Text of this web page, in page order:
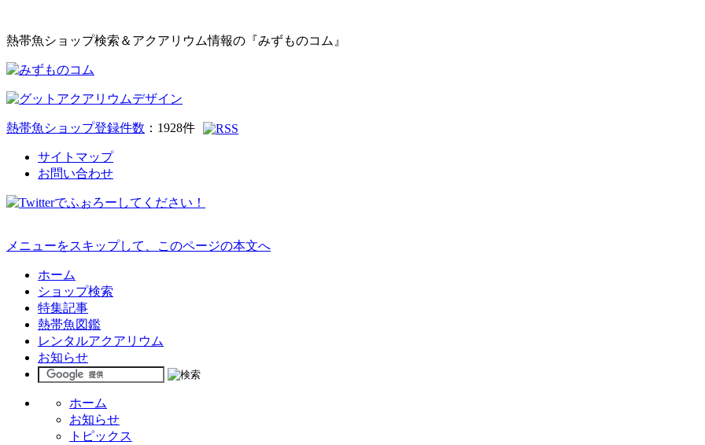
熱帯魚ショップ検索＆アクアリウム情報の『みずものコム』
熱帯魚ショップ登録件数 ： 1928件
サイトマップ
お問い合わせ
メニューをスキップして、このページの本文へ
ホーム
ショップ検索
特集記事
熱帯魚図鑑
レンタルアクアリウム
お知らせ
ホーム
お知らせ
トピックス